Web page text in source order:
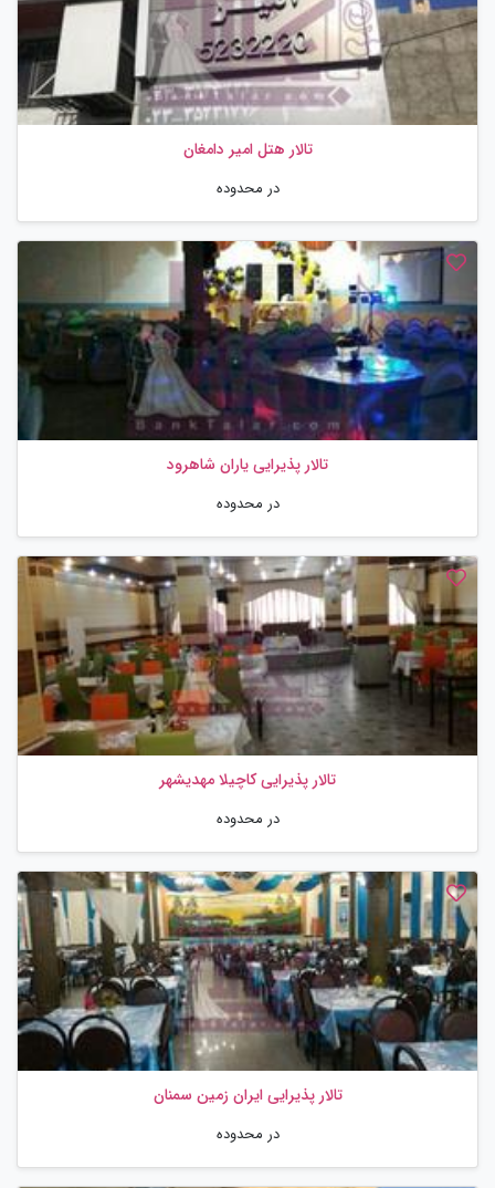
تالار هتل امیر دامغان
در محدوده
تالار پذیرایی یاران شاهرود
در محدوده
تالار پذیرایی کاچیلا مهدیشهر
در محدوده
تالار پذیرایی ایران زمین سمنان
در محدوده